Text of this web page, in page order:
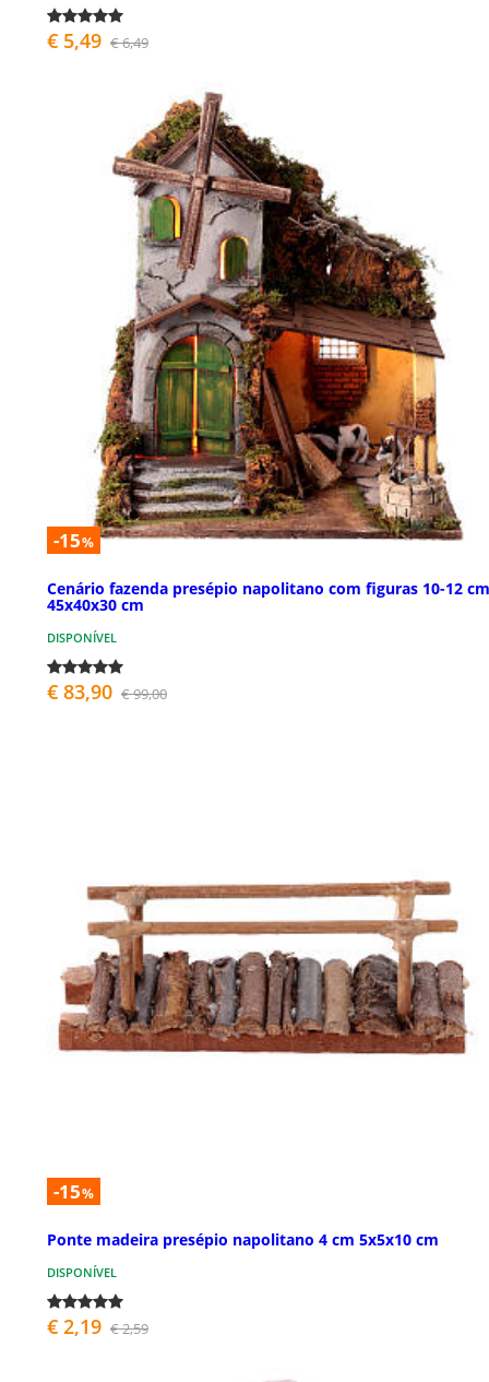
€ 5,49 € 6,49
-15%
Cenário fazenda presépio napolitano com figuras 10-12 cm
45x40x30 cm
DISPONÍVEL
€ 83,90 € 99,00
-15%
Ponte madeira presépio napolitano 4 cm 5x5x10 cm
DISPONÍVEL
€ 2,19 € 2,59